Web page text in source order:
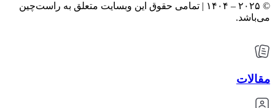
© ۲۰۲۵ – ۱۴۰۴ | تمامی حقوق این وبسایت متعلق به راست‌چین
می‌باشد.
مقالات